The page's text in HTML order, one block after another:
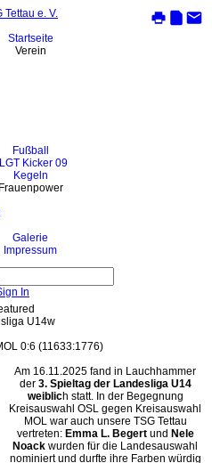
Startseite
Verein
Fußball
Kicker 09
Kegeln
Frauenpower
Galerie
Impressum
In
U14w
0:6 (11633:1776)
Am 16.11.2025 fand in Lauchhammer
der 3. Spieltag der Landesliga U14
weiblich statt. In der Begegnung
Kreisauswahl OSL gegen Kreisauswahl
MOL war auch unsere TSG Tettau
vertreten: Emma L. Begert und Nele
Noack wurden für die Landesauswahl
nominiert und durfte ihre Farben würdig